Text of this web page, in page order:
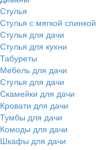
Стулья
Стулья с мягкой спинкой
Стулья для дачи
Стулья для кухни
Табуреты
Мебель для дачи
Стулья для дачи
Скамейки для дачи
Кровати для дачи
Тумбы для дачи
Комоды для дачи
Шкафы для дачи